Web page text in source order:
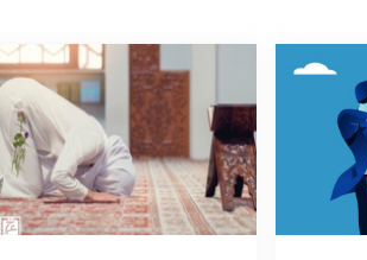
حرية الاختيار الوليد بن المغيرة